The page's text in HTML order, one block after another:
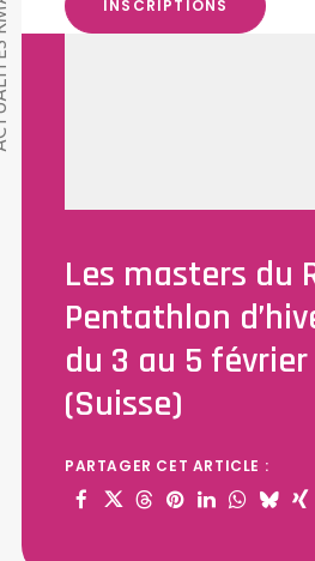
INSCRIPTIONS
Les masters du
Pentathlon
du 3 au 5 février
(Suisse)
PARTAGER CET ARTICLE :